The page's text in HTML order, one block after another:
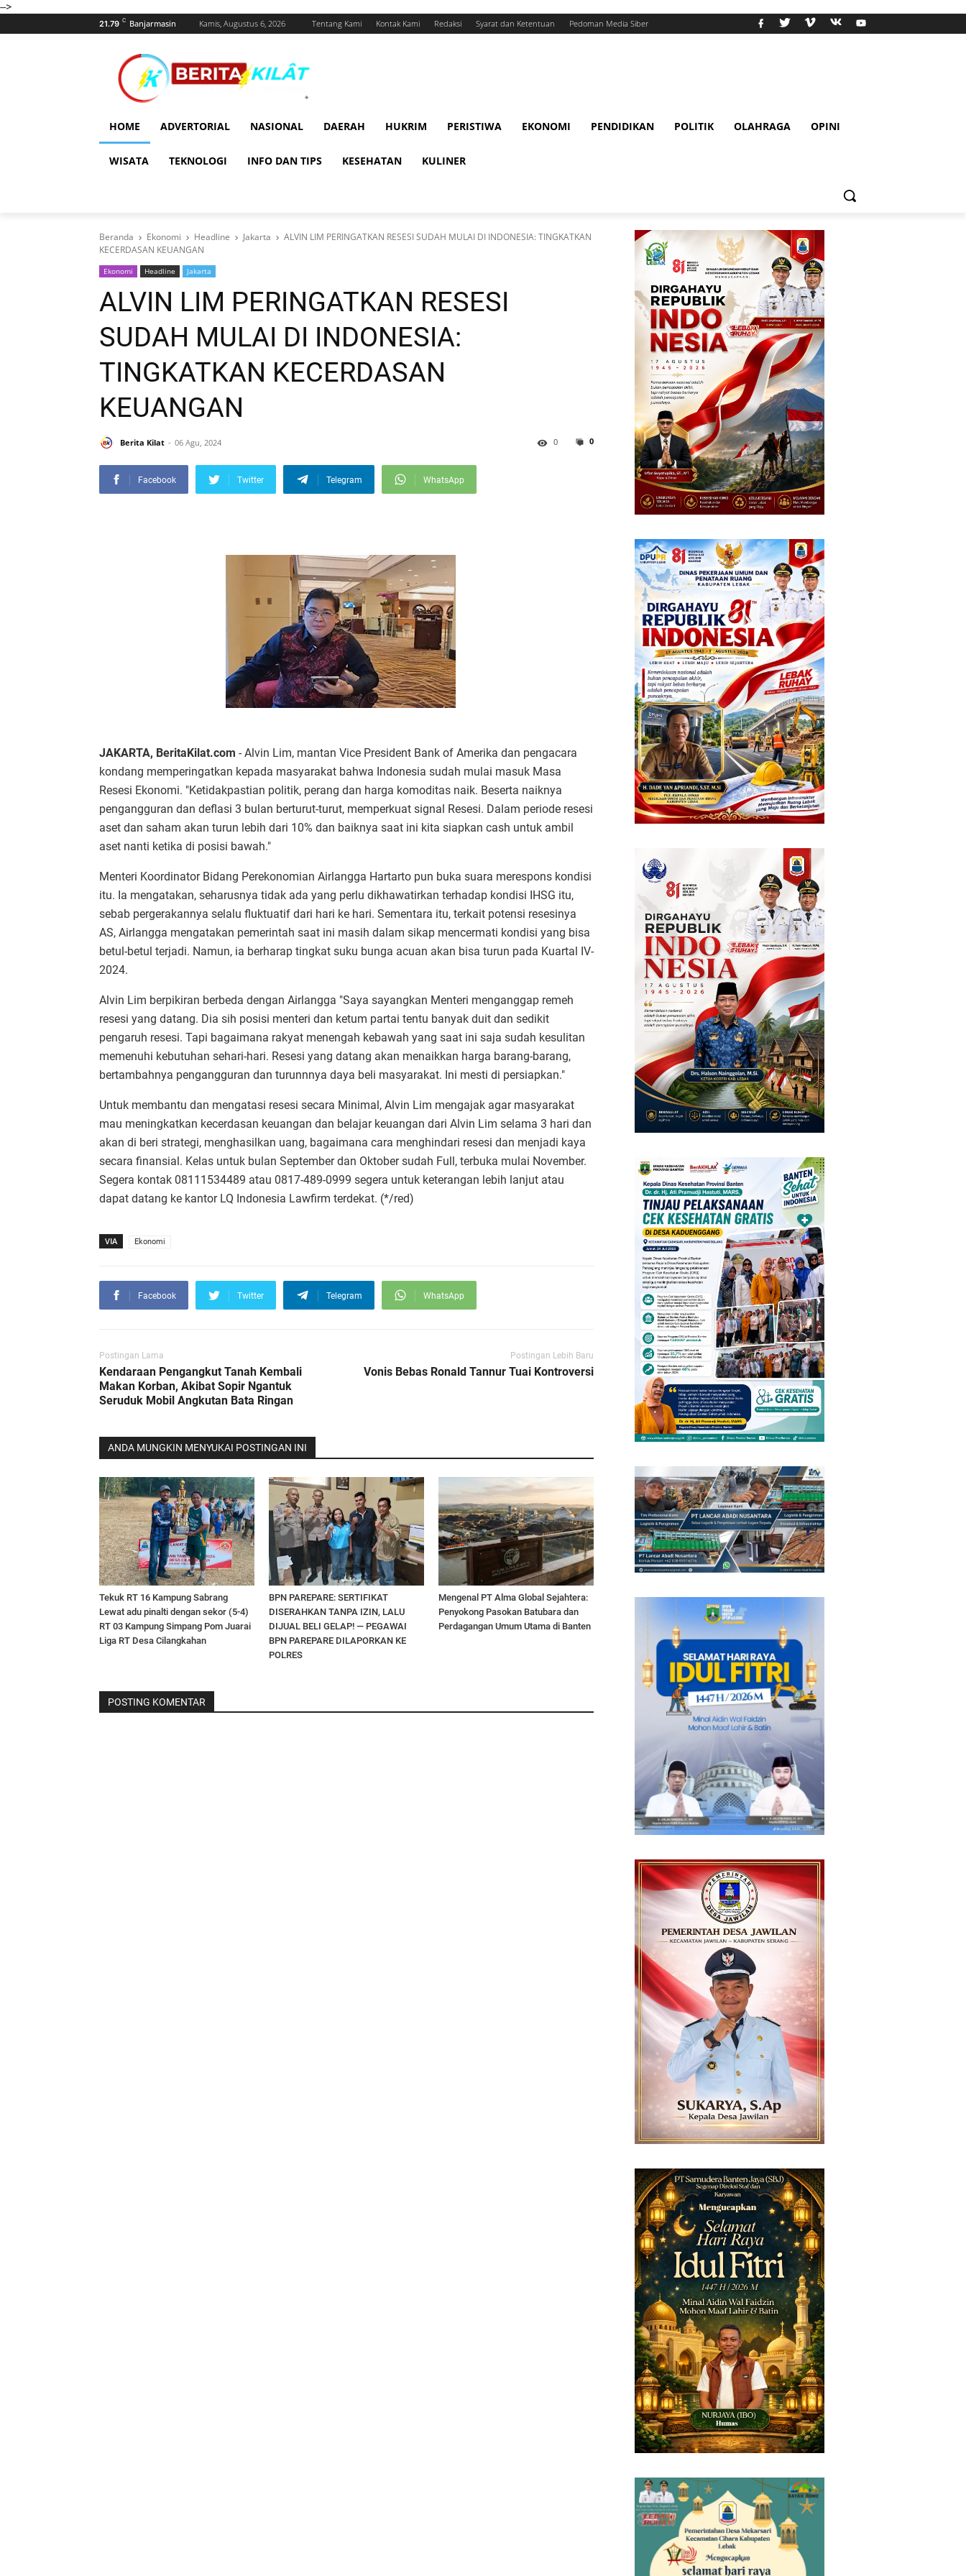
-->
21.79 C Banjarmasin Kamis, Augustus 6, 2026 Tentang Kami Kontak Kami Redaksi Syarat dan Ketentuan Pedoman Media Siber
HOME ADVERTORIAL NASIONAL DAERAH HUKRIM PERISTIWA EKONOMI PENDIDIKAN POLITIK OLAHRAGA OPINI
WISATA TEKNOLOGI INFO DAN TIPS KESEHATAN KULINER
Beranda Ekonomi Headline Jakarta
ALVIN LIM PERINGATKAN RESESI SUDAH MULAI DI INDONESIA: TINGKATKAN
KECERDASAN KEUANGAN
Ekonomi Headline Jakarta
ALVIN LIM PERINGATKAN RESESI
SUDAH MULAI DI INDONESIA:
TINGKATKAN KECERDASAN
KEUANGAN
Berita Kilat 06 Agu, 2024 0
0
Facebook Twitter Telegram WhatsApp
JAKARTA, BeritaKilat.com - Alvin Lim, mantan Vice President Bank of Amerika dan pengacara
kondang memperingatkan kepada masyarakat bahwa Indonesia sudah mulai masuk Masa
Resesi Ekonomi. "Ketidakpastian politik, perang dan harga komoditas naik. Beserta naiknya
pengangguran dan deflasi 3 bulan berturut-turut, memperkuat signal Resesi. Dalam periode resesi
aset dan saham akan turun lebih dari 10% dan baiknya saat ini kita siapkan cash untuk ambil
aset nanti ketika di posisi bawah."
Menteri Koordinator Bidang Perekonomian Airlangga Hartarto pun buka suara merespons kondisi
itu. Ia mengatakan, seharusnya tidak ada yang perlu dikhawatirkan terhadap kondisi IHSG itu,
sebab pergerakannya selalu fluktuatif dari hari ke hari. Sementara itu, terkait potensi resesinya
AS, Airlangga mengatakan pemerintah saat ini masih dalam sikap mencermati kondisi yang bisa
betul-betul terjadi. Namun, ia berharap tingkat suku bunga acuan akan bisa turun pada Kuartal IV-
2024.
Alvin Lim berpikiran berbeda dengan Airlangga "Saya sayangkan Menteri menganggap remeh
resesi yang datang. Dia sih posisi menteri dan ketum partai tentu banyak duit dan sedikit
pengaruh resesi. Tapi bagaimana rakyat menengah kebawah yang saat ini saja sudah kesulitan
memenuhi kebutuhan sehari-hari. Resesi yang datang akan menaikkan harga barang-barang,
bertambahnya pengangguran dan turunnnya daya beli masyarakat. Ini mesti di persiapkan."
Untuk membantu dan mengatasi resesi secara Minimal, Alvin Lim mengajak agar masyarakat
mau meningkatkan kecerdasan keuangan dan belajar keuangan dari Alvin Lim selama 3 hari dan
akan di beri strategi, menghasilkan uang, bagaimana cara menghindari resesi dan menjadi kaya
secara finansial. Kelas untuk bulan September dan Oktober sudah Full, terbuka mulai November.
Segera kontak 08111534489 atau 0817-489-0999 segera untuk keterangan lebih lanjut atau
dapat datang ke kantor LQ Indonesia Lawfirm terdekat. (*/red)
VIA Ekonomi
Facebook Twitter Telegram WhatsApp
Postingan Lama
Kendaraan Pengangkut Tanah Kembali
Makan Korban, Akibat Sopir Ngantuk
Seruduk Mobil Angkutan Bata Ringan
Postingan Lebih Baru
Vonis Bebas Ronald Tannur Tuai Kontroversi
ANDA MUNGKIN MENYUKAI POSTINGAN INI
Tekuk RT 16 Kampung Sabrang
Lewat adu pinalti dengan sekor (5-4)
RT 03 Kampung Simpang Pom Juarai
Liga RT Desa Cilangkahan
BPN PAREPARE: SERTIFIKAT
DISERAHKAN TANPA IZIN, LALU
DIJUAL BELI GELAP! — PEGAWAI
BPN PAREPARE DILAPORKAN KE
POLRES
Mengenal PT Alma Global Sejahtera:
Penyokong Pasokan Batubara dan
Perdagangan Umum Utama di Banten
POSTING KOMENTAR